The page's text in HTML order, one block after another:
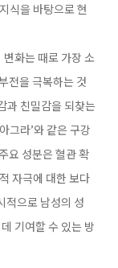
식을 바탕으로 현
화는 때로 가장 소
전을 극복하는 것
과 친밀감을 되찾는
그라’와 같은 구강
요 성분은 혈관 확
자극에 대한 보다
적으로 남성의 성
기여할 수 있는 방